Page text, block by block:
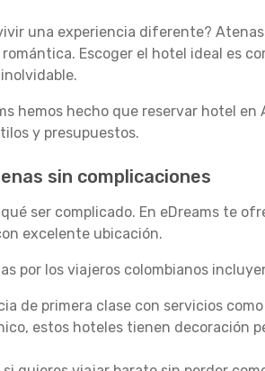
una experiencia diferente?
Escoger el hotel ideal es
hemos hecho que reservar hotel
y presupuestos.
sin complicaciones
ser complicado. En eDreams te
excelente ubicación.
por los viajeros colombianos
de primera clase con servicios
estos hoteles tienen decoración